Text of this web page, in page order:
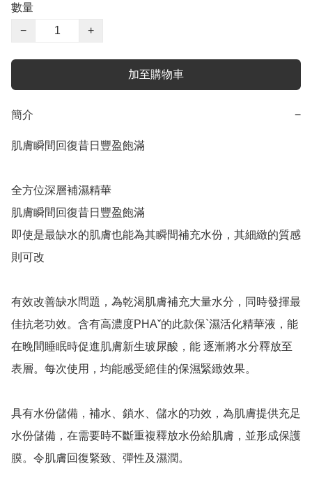
數量
−
+
加至購物車
簡介 −
肌膚瞬間回復昔日豐盈飽滿
全方位深層補濕精華
肌膚瞬間回復昔日豐盈飽滿
即使是最缺水的肌膚也能為其瞬間補充水份，其細緻的質感
則可改
有效改善缺水問題，為乾渴肌膚補充大量水分，同時發揮最
佳抗老功效。含有高濃度PHAˇ的此款保`濕活化精華液，能
在晚間睡眠時促進肌膚新生玻尿酸，能 逐漸將水分釋放至
表層。每次使用，均能感受絕佳的保濕緊緻效果。
具有水份儲備，補水、鎖水、儲水的功效，為肌膚提供充足
水份儲備，在需要時不斷重複釋放水份給肌膚，並形成保護
膜。令肌膚回復緊致、彈性及濕潤。